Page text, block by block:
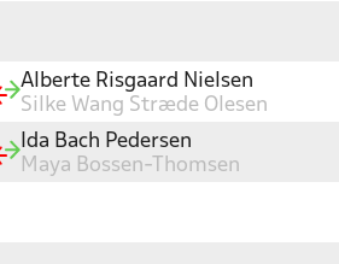
Alberte Risgaard Nielsen
Silke Wang Stræde Olesen
Ida Bach Pedersen
Maya Bossen-Thomsen